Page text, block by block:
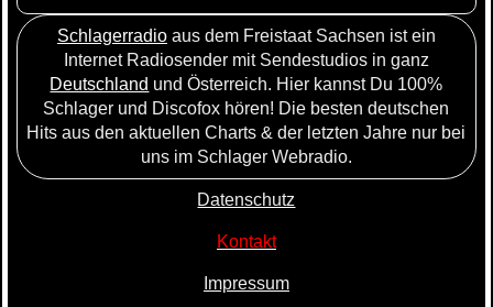
Schlagerradioaus dem Freistaat Sachsen ist ein
Internet Radiosender mit Sendestudios in ganz
Deutschland und Österreich. Hier kannst Du 100%
Schlager und Discofox hören! Die besten deutschen
Hits aus den aktuellen Charts & der letzten Jahre nur bei
uns im Schlager Webradio.
Datenschutz
Kontakt
Impressum